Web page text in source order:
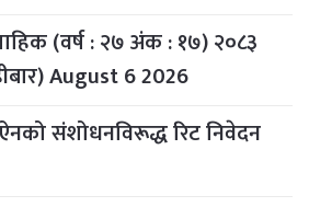
(वर्ष : २७ अंक : १७) २०८३
August 6 2026
संशोधनविरूद्ध रिट निवेदन